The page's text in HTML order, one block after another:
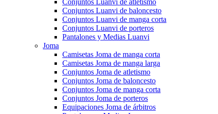
Conjuntos Luanvi de atletismo
Conjuntos Luanvi de baloncesto
Conjuntos Luanvi de manga corta
Conjuntos Luanvi de porteros
Pantalones y Medias Luanvi
Joma
Camisetas Joma de manga corta
Camisetas Joma de manga larga
Conjuntos Joma de atletismo
Conjuntos Joma de baloncesto
Conjuntos Joma de manga corta
Conjuntos Joma de porteros
Equipaciones Joma de árbitros